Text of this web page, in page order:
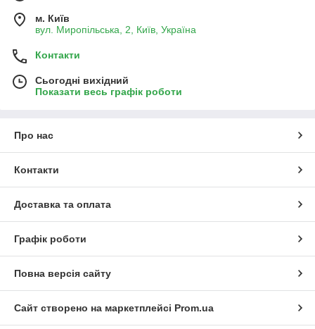
м. Київ
вул. Миропільська, 2, Київ, Україна
Контакти
Сьогодні вихідний
Показати весь графік роботи
Про нас
Контакти
Доставка та оплата
Графік роботи
Повна версія сайту
Сайт створено на маркетплейсі Prom.ua